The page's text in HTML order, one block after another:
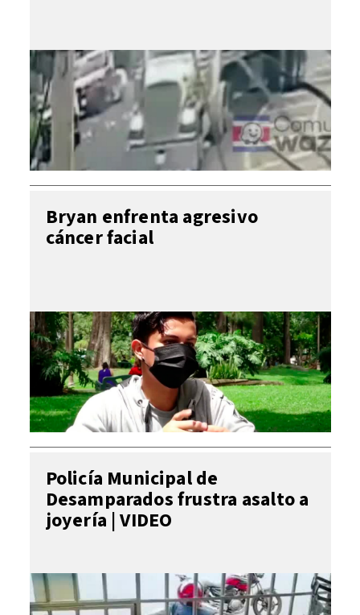
Bryan enfrenta agresivo
cáncer facial
Policía Municipal de
Desamparados frustra asalto a
joyería | VIDEO